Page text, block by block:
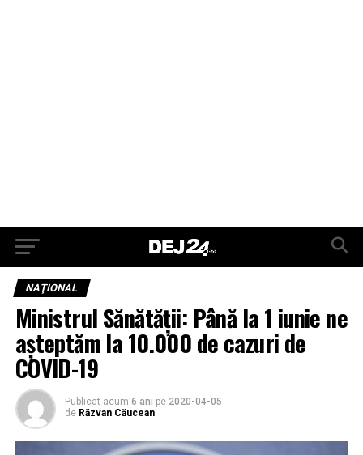
NAŢIONAL
Ministrul Sănătății: Până la 1 iunie ne
aşteptăm la 10.000 de cazuri de
COVID-19
Publicat acum 6 ani pe 2020-04-05
de Răzvan Căucean